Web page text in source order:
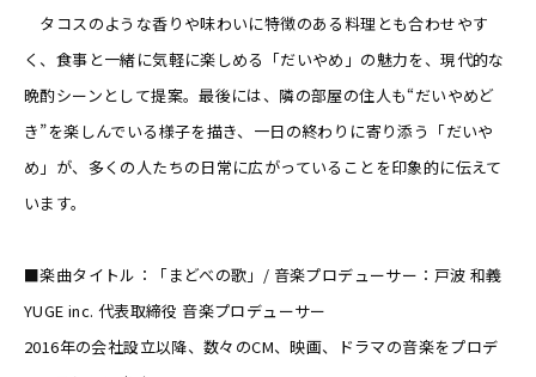
タコスのような香りや味わいに特徴のある料理とも合わせやす
く、食事と一緒に気軽に楽しめる「だいやめ」の魅力を、現代的な
晩酌シーンとして提案。最後には、隣の部屋の住人も“だいやめど
き”を楽しんでいる様子を描き、一日の終わりに寄り添う「だいや
め」が、多くの人たちの日常に広がっていることを印象的に伝えて
います。
■楽曲タイトル：「まどべの歌」/ 音楽プロデューサー：戸波 和義
YUGE inc. 代表取締役 音楽プロデューサー
2016年の会社設立以降、数々のCM、映画、ドラマの音楽をプロデ